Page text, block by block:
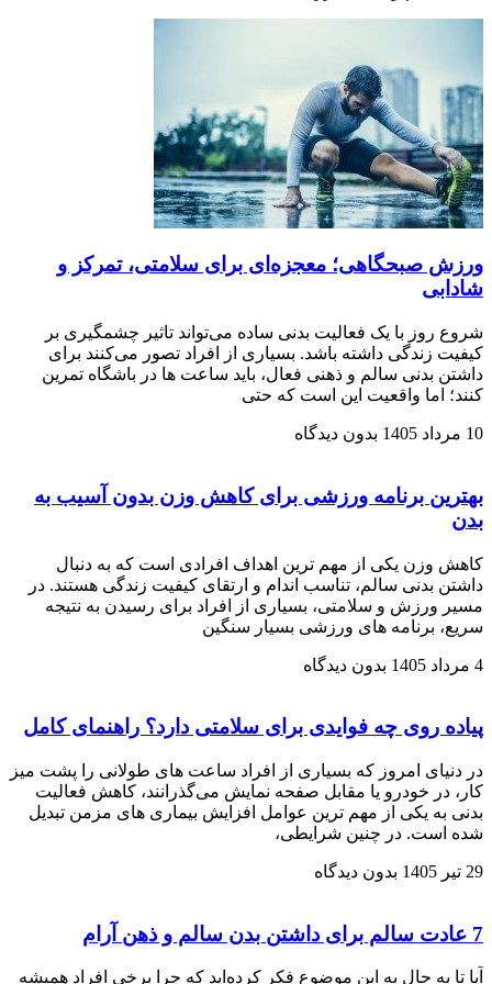
ورزش صبحگاهی؛ معجزه‌ای برای سلامتی، تمرکز و
شادابی
شروع روز با یک فعالیت بدنی ساده می‌تواند تاثیر چشمگیری بر
کیفیت زندگی داشته باشد. بسیاری از افراد تصور می‌کنند برای
داشتن بدنی سالم و ذهنی فعال، باید ساعت‌ ها در باشگاه تمرین
کنند؛ اما واقعیت این است که حتی
10 مرداد 1405 بدون دیدگاه
بهترین برنامه ورزشی برای کاهش وزن بدون آسیب به
بدن
کاهش وزن یکی از مهم‌ ترین اهداف افرادی است که به دنبال
داشتن بدنی سالم، تناسب اندام و ارتقای کیفیت زندگی هستند. در
مسیر ورزش و سلامتی، بسیاری از افراد برای رسیدن به نتیجه
سریع، برنامه‌ های ورزشی بسیار سنگین
4 مرداد 1405 بدون دیدگاه
پیاده‌ روی چه فوایدی برای سلامتی دارد؟ راهنمای کامل
در دنیای امروز که بسیاری از افراد ساعت‌ های طولانی را پشت میز
کار، در خودرو یا مقابل صفحه نمایش می‌گذرانند، کاهش فعالیت
بدنی به یکی از مهم‌ ترین عوامل افزایش بیماری‌ های مزمن تبدیل
شده است. در چنین شرایطی،
29 تیر 1405 بدون دیدگاه
7 عادت سالم برای داشتن بدن سالم و ذهن آرام
آیا تا به حال به این موضوع فکر کرده‌اید که چرا برخی افراد همیشه